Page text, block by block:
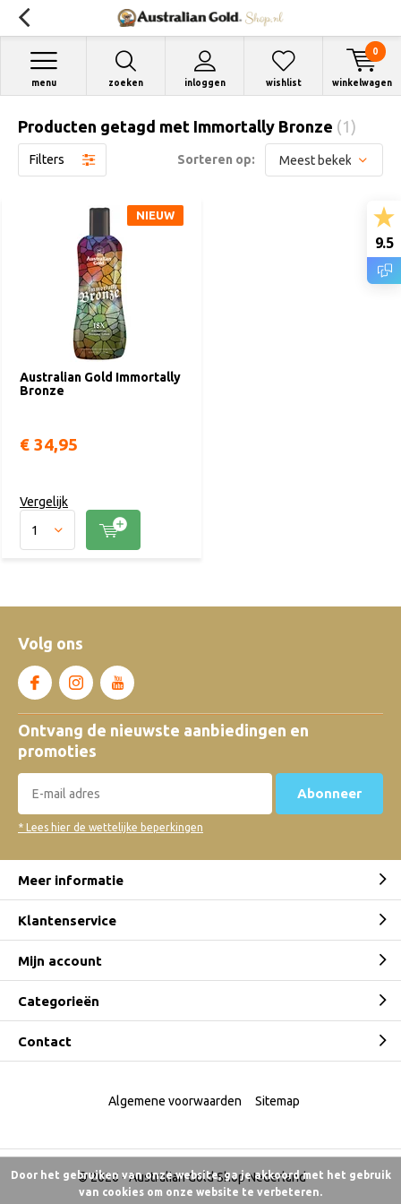
zoeken inloggen
menu wishlist winkelwagen
0
Producten getagd met Immortally Bronze (1)
Filters Sorteren op:
Australian Gold Immortally
Bronze
NIEUW
€ 34,95
Vergelijk
Volg ons
Ontvang de nieuwste aanbiedingen en
promoties
Abonneer
* Lees hier de wettelijke beperkingen
Meer informatie
Klantenservice
Mijn account
Categorieën
Contact
© 2026 -Australian Gold Shop Nederland
Algemene voorwaarden Sitemap
9.5
Door het gebruiken van onze website, ga je akkoord met het gebruik
van cookies om onze website te verbeteren.